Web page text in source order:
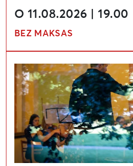
O 11.08.2026 | 19.00
BEZ MAKSAS